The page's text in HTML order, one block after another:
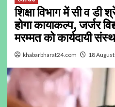
शिक्षा विभाग में सी व डी
होगा कायाकल्प, जर्जर
मरम्मत को कार्यदायी
khabarbharat24.com 18